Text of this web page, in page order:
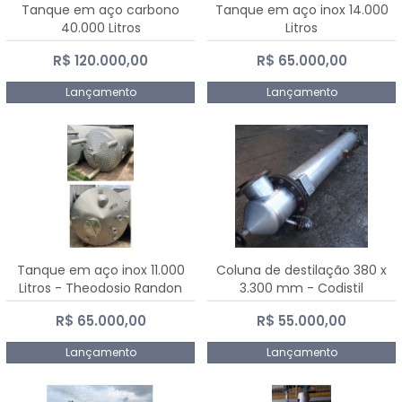
Tanque em aço carbono
40.000 Litros
R$ 120.000,00
Lançamento
Tanque em aço inox 14.000
Litros
R$ 65.000,00
Lançamento
Tanque em aço inox 11.000
Litros - Theodosio Randon
R$ 65.000,00
Lançamento
Coluna de destilação 380 x
3.300 mm - Codistil
R$ 55.000,00
Lançamento